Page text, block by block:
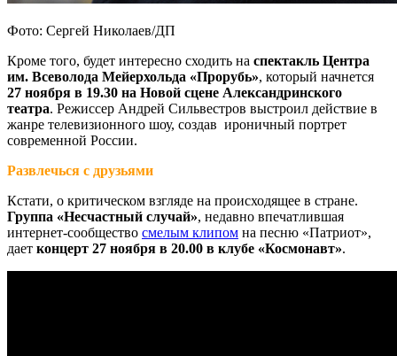
Фото: Сергей Николаев/ДП
Кроме того, будет интересно сходить на спектакль Центра
им. Всеволода Мейерхольда «Прорубь», который начнется
27 ноября в 19.30 на Новой сцене Александринского
театра. Режиссер Андрей Сильвестров выстроил действие в
жанре телевизионного шоу, создав ироничный портрет
современной России.
Развлечься с друзьями
Кстати, о критическом взгляде на происходящее в стране.
Группа «Несчастный случай», недавно впечатлившая
интернет-сообщество смелым клипом на песню «Патриот»,
дает концерт 27 ноября в 20.00 в клубе «Космонавт».